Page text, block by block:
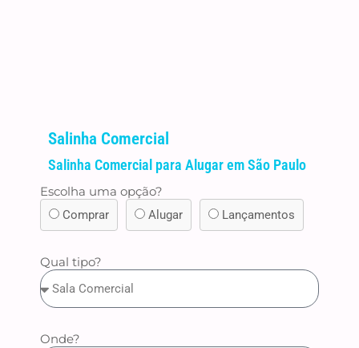
Salinha Comercial
Salinha Comercial para Alugar em São Paulo
Escolha uma opção?
Comprar Alugar Lançamentos
Qual tipo?
Onde?